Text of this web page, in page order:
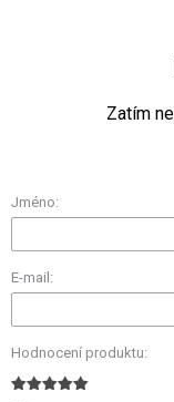
Zatím
Jméno:
E-mail:
Hodnocení produktu: